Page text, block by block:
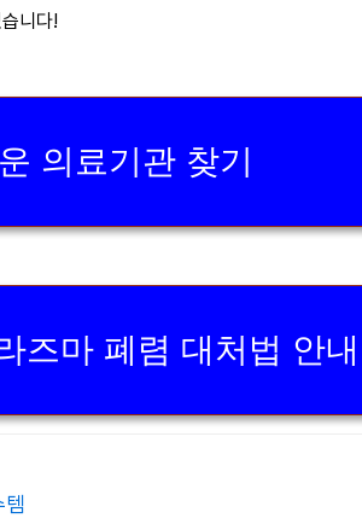
니다!
의료기관 찾기
즈마 폐렴 대처법 안내
템